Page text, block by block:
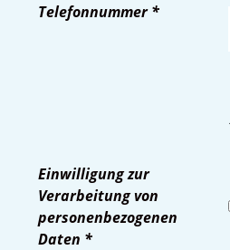
Telefonnummer*
Einwilligung zur
Verarbeitung von
personenbezogenen
Daten *